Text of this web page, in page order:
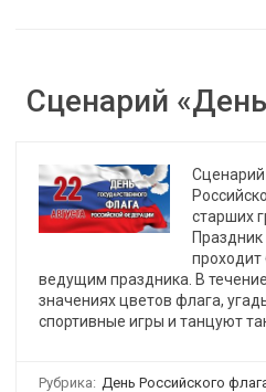
Сценарий
старших
Праздник
проходит
ведущим праздника. В
значениях цветов флага,
спортивные игры и танцуют
Рубрика: День Российского